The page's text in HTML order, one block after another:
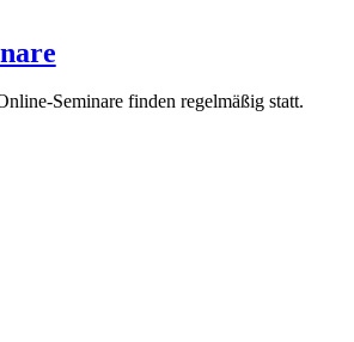
Seminare finden regelmäßig statt.